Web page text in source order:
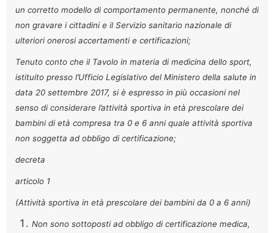
un corretto modello di comportamento permanente, nonché di
non gravare i cittadini e il Servizio sanitario nazionale di
ulteriori onerosi accertamenti e certificazioni;
Tenuto conto che il Tavolo in materia di medicina dello sport,
istituito presso l’Ufficio Legislativo del Ministero della salute in
data 20 settembre 2017, si è espresso in più occasioni nel
senso di considerare l’attività sportiva in età prescolare dei
bambini di età compresa tra 0 e 6 anni quale attività sportiva
non soggetta ad obbligo di certificazione;
decreta
articolo 1
(Attività sportiva in età prescolare dei bambini da 0 a 6 anni)
Non sono sottoposti ad obbligo di certificazione medica,